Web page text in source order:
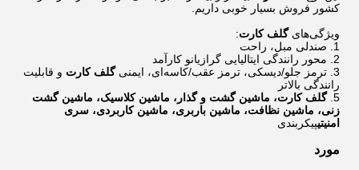
کشور فروش بسیار خوبی داریم.
ویژگی‌هایگلف کارت:
1. صندلی مبل، راحت
2. محور رانندگی ایتالیایی گرازیانو کارآمد
3. ترمز جلو/دیسکی، ترمز عقب/کاسه‌ای، ایمنی
گلف کارت و قابلیت
رانندگی بالاتر
5. گلف کارت، ماشین گشت و گذار، ماشین کلاسیک، ماشین گشت
زنی، ماشین نظافت، ماشین باربری، ماشین کاربردی، سری
امنیتیپیکربندی
مورد